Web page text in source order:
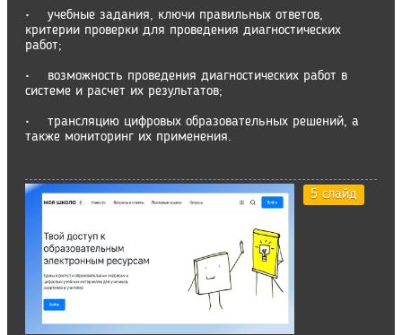
• учебные задания, ключи правильных ответов,
критерии проверки для проведения диагностических
работ;
• возможность проведения диагностических работ в
системе и расчет их результатов;
• трансляцию цифровых образовательных решений, а
также мониторинг их применения.
5 слайд